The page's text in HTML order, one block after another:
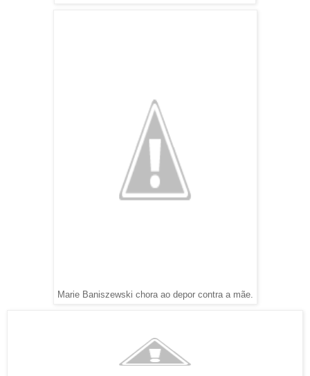
Marie Baniszewski chora ao depor contra a mãe.